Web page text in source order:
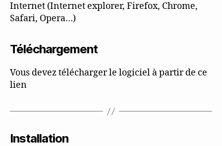
Internet (Internet explorer, Firefox, Chrome,
Safari, Opera…)
Téléchargement
Vous devez télécharger le logiciel à partir de ce
lien
Installation